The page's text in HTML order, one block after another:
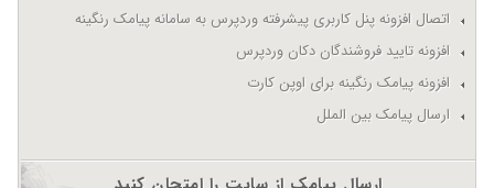
اتصال افزونه پنل کاربری پیشرفته وردپرس به سامانه پیامک رنگینه
افزونه تایید فروشندگان دکان وردپرس
افزونه پیامک رنگینه برای اوپن کارت
ارسال پیامک بین الملل